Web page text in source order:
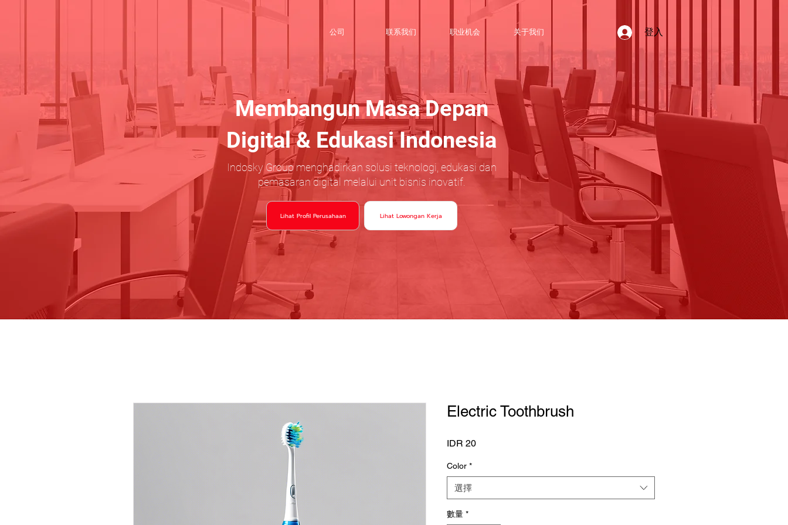
Indosky Group menghadirkan solusi teknologi, edukasi dan
pemasaran digital melalui unit bisnis inovatif.
Membangun Masa Depan
Digital & Edukasi Indonesia
Lihat Lowongan Kerja
Lihat Profil Perusahaan
登入
关于我们
职业机会
联系我们
公司
Electric Toothbrush
IDR 20價
Color *
選擇
數量 *